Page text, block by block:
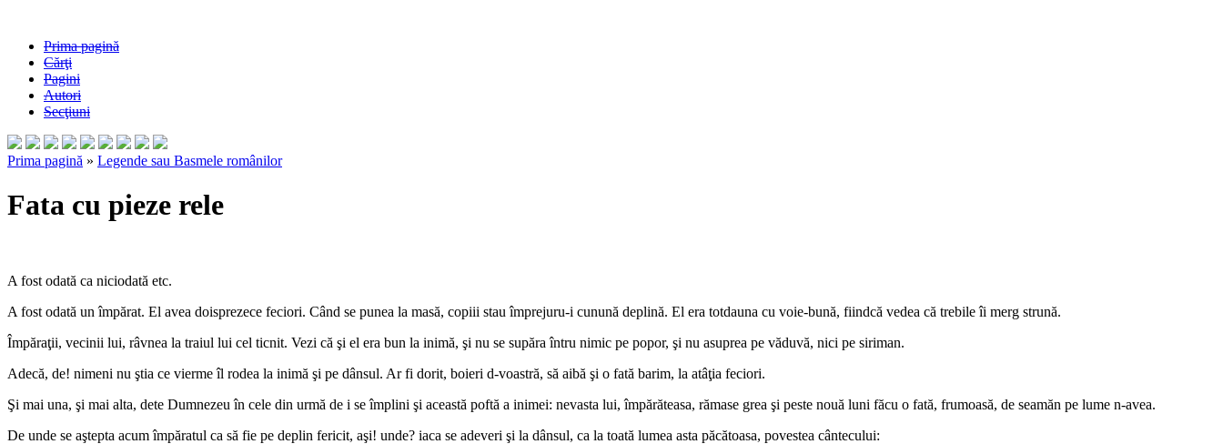
Prima pagină
Cărţi
Pagini
Autori
Secţiuni
Prima pagină » Legende sau Basmele românilor
Fata cu pieze rele
A fost odată ca niciodată etc.
A fost odată un împărat. El avea doisprezece feciori. Când se punea la masă, copiii stau împrejuru-i cunună deplină. El era totdauna cu voie-bună, fiindcă vedea că trebile îi merg strună.
Împăraţii, vecinii lui, râvnea la traiul lui cel ticnit. Vezi că şi el era bun la inimă, şi nu se supăra întru nimic pe popor, şi nu asuprea pe văduvă, nici pe siriman.
Adecă, de! nimeni nu ştia ce vierme îl rodea la inimă şi pe dânsul. Ar fi dorit, boieri d-voastră, să aibă şi o fată barim, la atâţia feciori.
Şi mai una, şi mai alta, dete Dumnezeu în cele din urmă de i se împlini şi această poftă a inimei: nevasta lui, împărăteasa, rămase grea şi peste nouă luni făcu o fată, frumoasă, de seamăn pe lume n-avea.
De unde se aştepta acum împăratul ca să fie pe deplin fericit, aşi! unde? iaca se adeveri şi la dânsul, ca la toată lumea asta păcătoasa, povestea cântecului: